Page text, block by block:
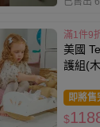
滿1件9
美國
護組(
即將售
$